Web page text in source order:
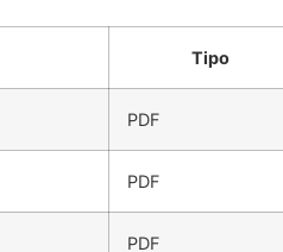
Tipo
PDF
PDF
PDF